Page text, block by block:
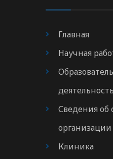
Главная
Научная
деятельность
Сведения об
организации
Клиника